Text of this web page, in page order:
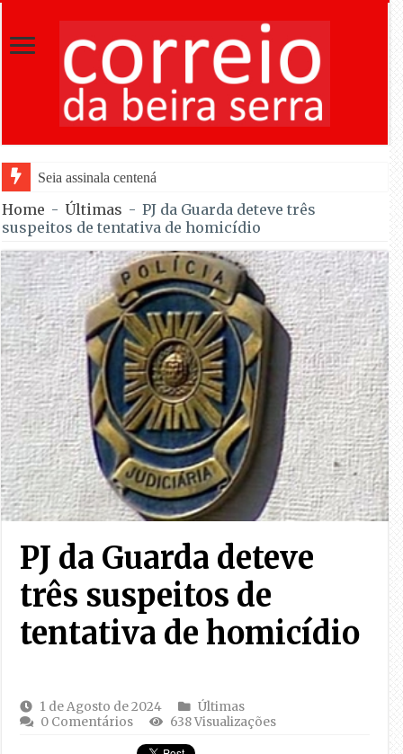
Seia assinala centenário de Almeida Santos com home
Home - Últimas - PJ da Guarda deteve três
suspeitos de tentativa de homicídio
PJ da Guarda deteve
três suspeitos de
tentativa de homicídio
1 de Agosto de 2024
Últimas
0 Comentários
638 Visualizações